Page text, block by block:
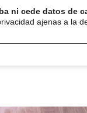
Programas
ni cede datos de
ajenas a la